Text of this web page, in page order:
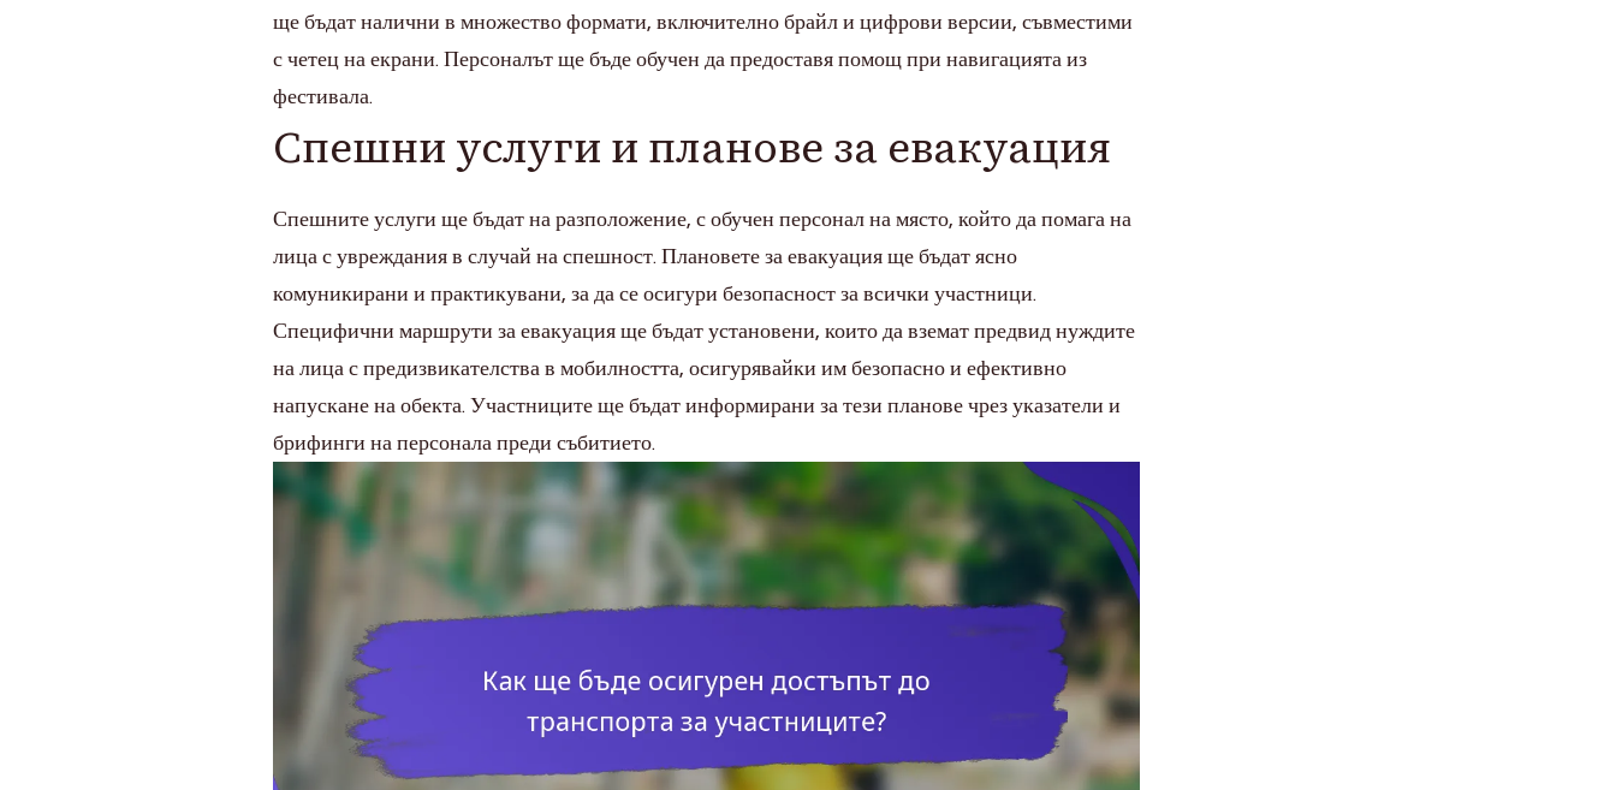
ще бъдат налични в множество формати, включително брайл и цифрови версии, съвместими
с четец на екрани. Персоналът ще бъде обучен да предоставя помощ при навигацията из
фестивала.
Спешни услуги и планове за евакуация
Спешните услуги ще бъдат на разположение, с обучен персонал на място, който да помага на
лица с увреждания в случай на спешност. Плановете за евакуация ще бъдат ясно
комуникирани и практикувани, за да се осигури безопасност за всички участници.
Специфични маршрути за евакуация ще бъдат установени, които да вземат предвид нуждите
на лица с предизвикателства в мобилността, осигурявайки им безопасно и ефективно
напускане на обекта. Участниците ще бъдат информирани за тези планове чрез указатели и
брифинги на персонала преди събитието.